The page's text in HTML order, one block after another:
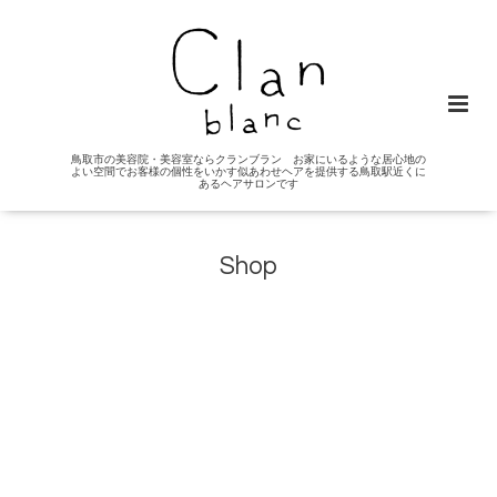
鳥取市の美容院・美容室ならクランブラン お家にいるような居心地の
よい空間でお客様の個性をいかす似あわせヘアを提供する鳥取駅近くに
あるヘアサロンです
Shop